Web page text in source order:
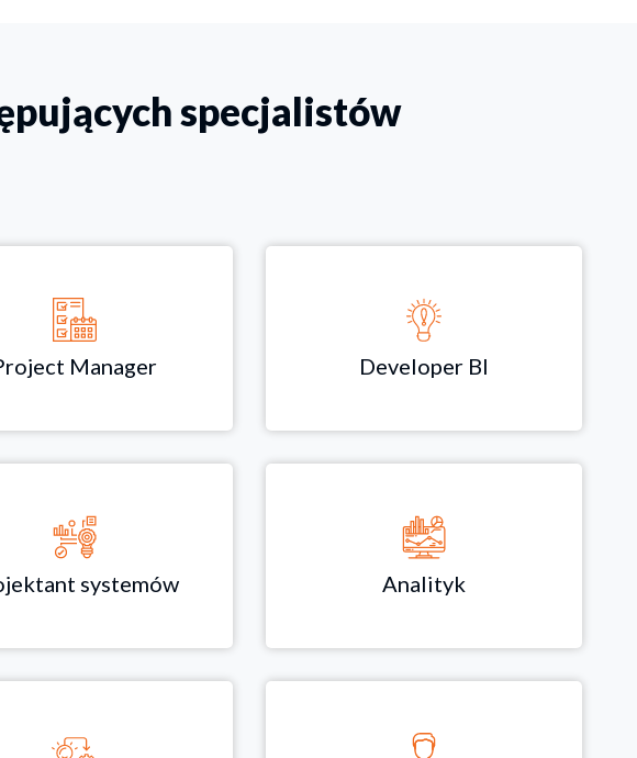
specjalistów
Manager
systemów
Developer BI
Analityk